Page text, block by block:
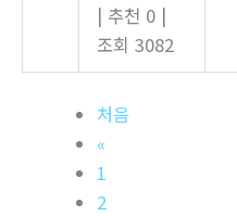
| 추천 0 |
조회 3082
처음
«
1
2